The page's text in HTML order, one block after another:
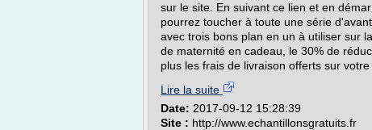
sur le site. En suivant ce lien et en
pourrez toucher à toute une série
avec trois bons plan en un à utiliser sur
de maternité en cadeau, le 30% de
plus les frais de livraison offerts sur votre
Lire la suite
Date: 2017-09-12 15:28:39
Site : http://www.echantillonsgratuits.fr